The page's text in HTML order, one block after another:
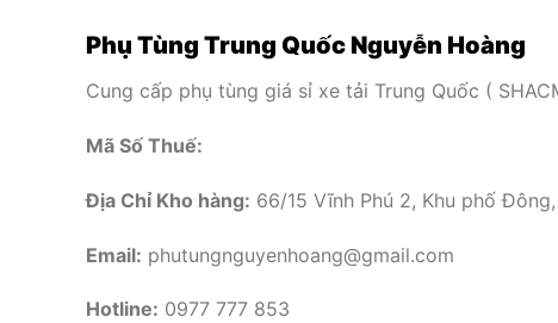
Phụ Tùng Trung Quốc Nguyễn Hoàng
Cung cấp phụ tùng giá sỉ xe tải Trung Quốc (
Mã Số Thuế:
Địa Chỉ Kho hàng: 66/15 Vĩnh Phú 2, Khu phố
Email: phutungnguyenhoang@gmail.com
Hotline: 0977 777 853